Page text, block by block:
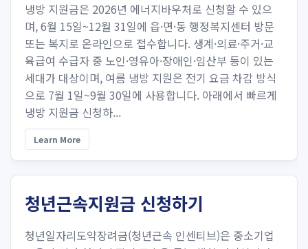
냉방 지원금은 2026년 에너지바우처로 신청할 수 있으
며, 6월 15일~12월 31일에 읍·면·동 행정복지센터 방문
또는 복지로 온라인으로 접수합니다. 생계·의료·주거·교
육급여 수급자 중 노인·영유아·장애인·임산부 등이 있는
세대가 대상이며, 여름 냉방 지원은 전기 요금 차감 방식
으로 7월 1일~9월 30일에 사용합니다. 아래에서 빠르게
냉방 지원금 신청하...
Learn More
청년근속지원금 신청하기
청년일자리도약장려금(청년근속 인센티브)은 중소기업